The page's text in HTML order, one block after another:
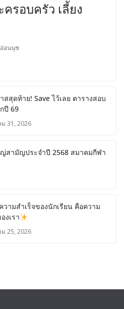
รอบครัว เลี้ยง
อนนุช
สสุดท้าย! Save ไว้เลย ตารางสอบ
ปี 69
31, 2026
สามัญประจำปี 2568 สมาคมกีฬา
วามสำเร็จของนักเรียน คือความ
งเรา
25, 2026